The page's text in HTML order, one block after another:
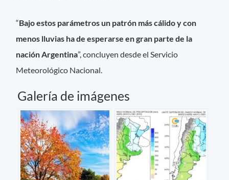
“Bajo estos parámetros un patrón más cálido y con
menos lluvias ha de esperarse en gran parte de la
nación Argentina”, concluyen desde el Servicio
Meteorológico Nacional.
Galería de imágenes